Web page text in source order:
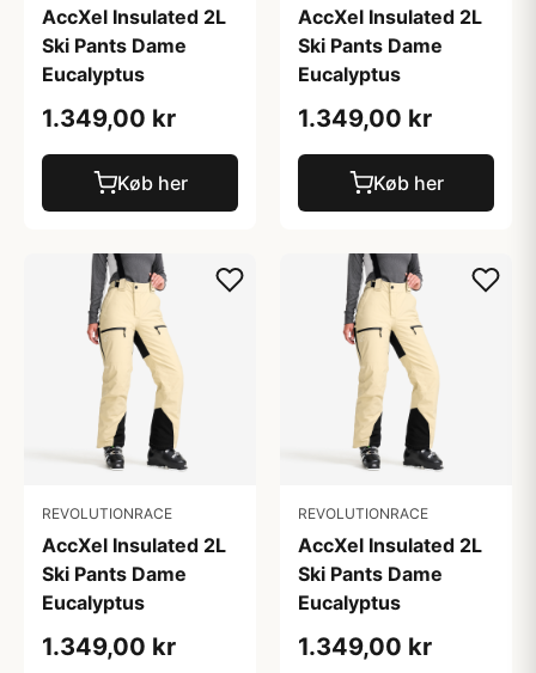
AccXel Insulated 2L
Ski Pants Dame
Eucalyptus
1.349,00 kr
Køb her
AccXel Insulated 2L
Ski Pants Dame
Eucalyptus
1.349,00 kr
Køb her
REVOLUTIONRACE
AccXel Insulated 2L
Ski Pants Dame
Eucalyptus
1.349,00 kr
REVOLUTIONRACE
AccXel Insulated 2L
Ski Pants Dame
Eucalyptus
1.349,00 kr